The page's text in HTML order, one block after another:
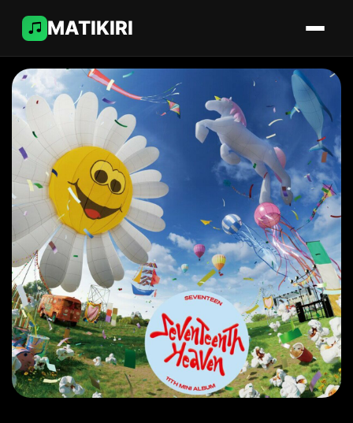
MATIKIRI